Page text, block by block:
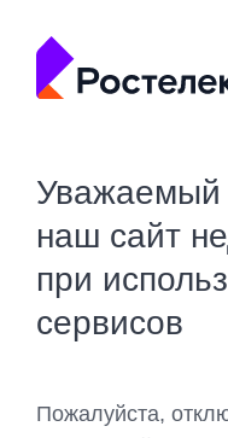
Уважаемый
наш сайт
при
сервисов
Пожалуйста,